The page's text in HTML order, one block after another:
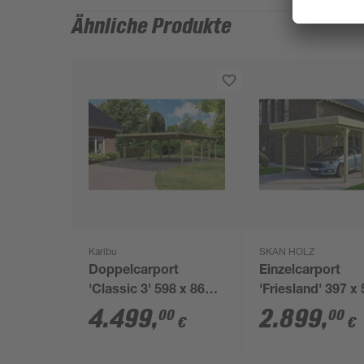
Ähnliche Produkte
Karibu
Doppelcarport
'Classic 3' 598 x 860
cm Kiefer KDI Stahl-
Dach
4.499,00 €
SKAN HOLZ
Einzelcarport
'Friesland' 397 x
cm KDI
2.899,00 €